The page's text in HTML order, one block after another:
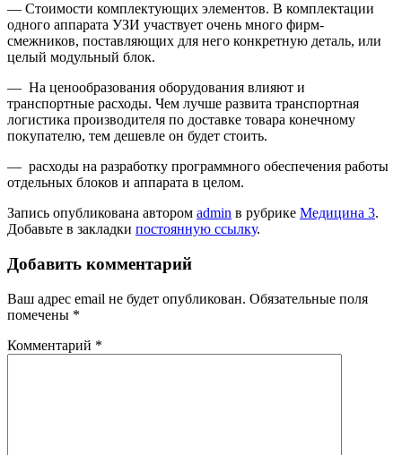
— Стоимости комплектующих элементов. В комплектации
одного аппарата УЗИ участвует очень много фирм-
смежников, поставляющих для него конкретную деталь, или
целый модульный блок.
— На ценообразования оборудования влияют и
транспортные расходы. Чем лучше развита транспортная
логистика производителя по доставке товара конечному
покупателю, тем дешевле он будет стоить.
— расходы на разработку программного обеспечения работы
отдельных блоков и аппарата в целом.
Запись опубликована автором admin в рубрике Медицина 3.
Добавьте в закладки постоянную ссылку.
Добавить комментарий
Ваш адрес email не будет опубликован. Обязательные поля
помечены *
Комментарий *